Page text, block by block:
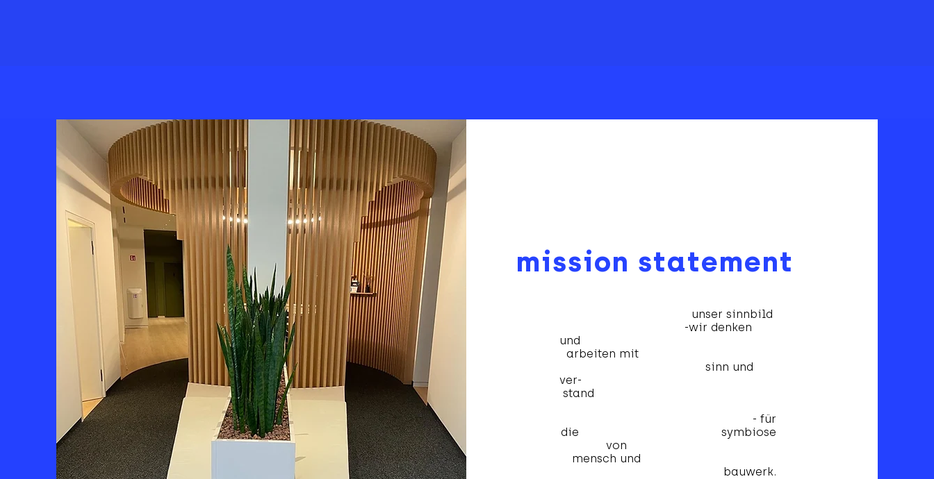
mission statement
unser sinnbild
-wir denken
und
arbeiten mit
sinn und
ver-
stand
- für
die symbiose
von
mensch und
bauwerk.